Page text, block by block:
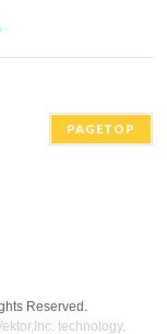
PAGETOP
Reserved.
technology.